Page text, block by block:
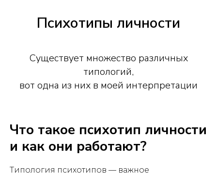
Психотипы личности
Существует множество различных
типологий,
вот одна из них в моей интерпретации
Что такое психотип личности
и как они работают?
Типология психотипов — важное